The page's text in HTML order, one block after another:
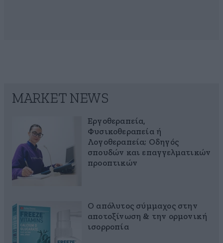
MARKET NEWS
Εργοθεραπεία,
Φυσικοθεραπεία ή
Λογοθεραπεία; Οδηγός
σπουδών και επαγγελματικών
προοπτικών
Ο απόλυτος σύμμαχος στην
αποτοξίνωση & την ορμονική
ισορροπία